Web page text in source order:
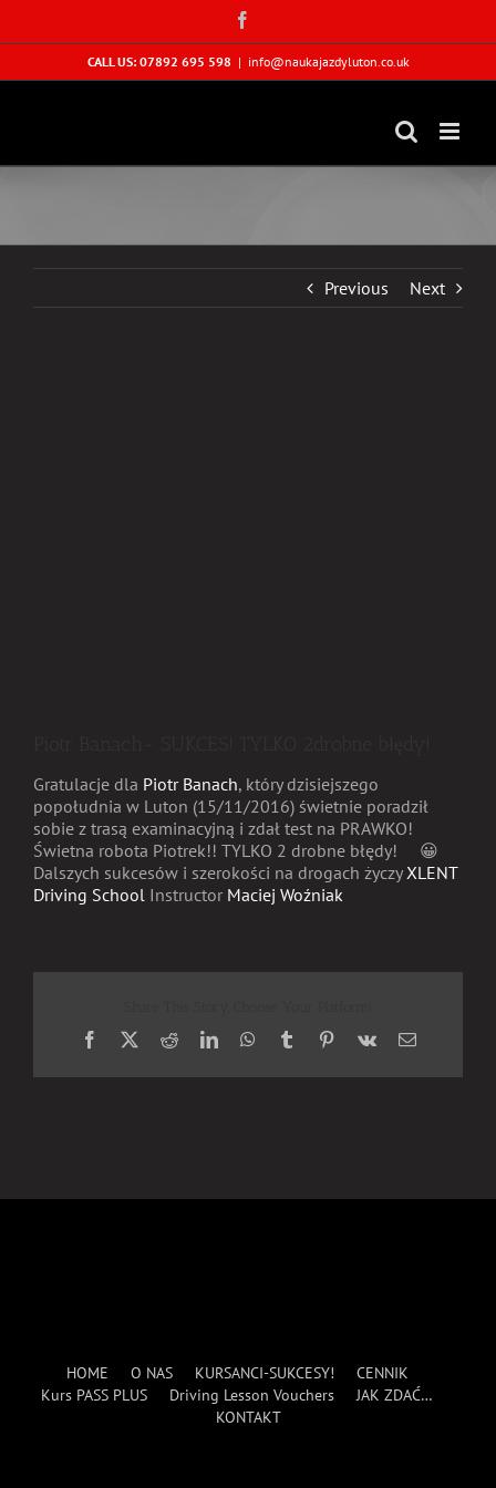
CALL US: 07892 695 598 | info@naukajazdyluton.co.uk
Previous Next
Gratulacje dla Piotr Banach, który dzisiejszego
popołudnia w Luton (15/11/2016) świetnie poradził
sobie z trasą examinacyjną i zdał test na PRAWKO!
Świetna robota Piotrek!! TYLKO 2 drobne błędy!
😀
Dalszych sukcesów i szerokości na drogach życzyXLENT
Driving School Instructor Maciej Woźniak
Facebook
X RedditLinkedInWhatsApp
TumblrPinterest
Vk Email
HOME O NAS KURSANCI-SUKCESY!
CENNIK
Kurs PASS PLUS
Driving Lesson Vouchers
JAK ZDAĆ…
KONTAKT